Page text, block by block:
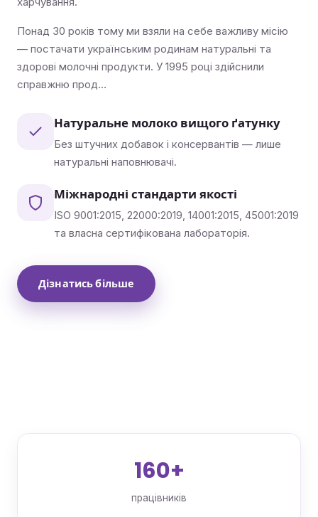
Понад 30 років тому ми взяли на себе важливу місію
— постачати українським родинам натуральні та
здорові молочні продукти. У 1995 році здійснили
справжню прод…
Натуральне молоко вищого ґатунку
Без штучних добавок і консервантів — лише
натуральні наповнювачі.
Міжнародні стандарти якості
ISO 9001:2015, 22000:2019, 14001:2015, 45001:2019
та власна сертифікована лабораторія.
Дізнатись більше
160+
працівників